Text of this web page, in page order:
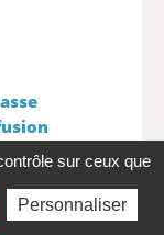
les
la
sur ceux que
Personnaliser